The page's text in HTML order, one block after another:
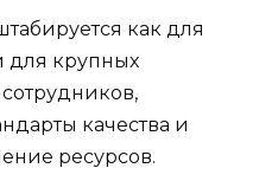
как для
для крупных
качества и
ресурсов.